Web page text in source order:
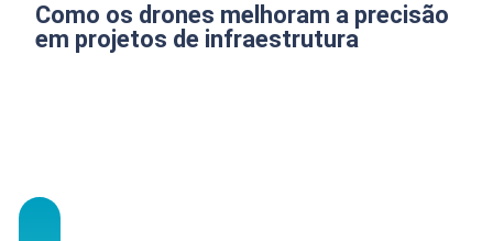
Como os drones melhoram a precisão
em projetos de infraestrutura